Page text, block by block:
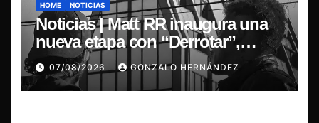
HOME NOTICIAS
Noticias | Matt RR inaugura una
nueva etapa con “Derrotar”,
primer adelanto de su EP
Resonancia de Umbral
07/08/2026 GONZALO HERNÁNDEZ